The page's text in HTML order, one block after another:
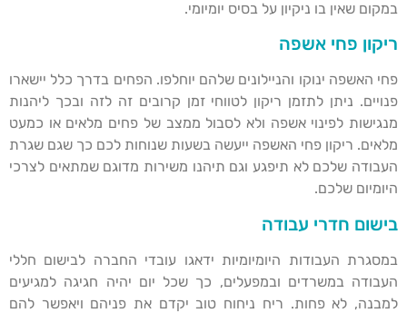
במקום שאין בו ניקיון על בסיס יומיומי.
ריקון פחי אשפה
פחי האשפה ינוקו והניילונים שלהם יוחלפו. הפחים בדרך כלל יישארו
פנויים. ניתן לתזמן ריקון לטווחי זמן קרובים זה לזה ובכך ליהנות
מנגישות לפינוי אשפה ולא לסבול ממצב של פחים מלאים או כמעט
מלאים. ריקון פחי האשפה ייעשה בשעות שנוחות לכם כך שגם שגרת
העבודה שלכם לא תיפגע וגם תיהנו משירות מדוגם שמתאים לצרכי
היומיום שלכם.
בישום חדרי עבודה
במסגרת העבודות היומיומיות ידאגו עובדי החברה לבישום חללי
העבודה במשרדים ובמפעלים, כך שכל יום יהיה חגיגה למגיעים
למבנה, לא פחות. ריח ניחוח טוב יקדם את פניהם ויאפשר להם